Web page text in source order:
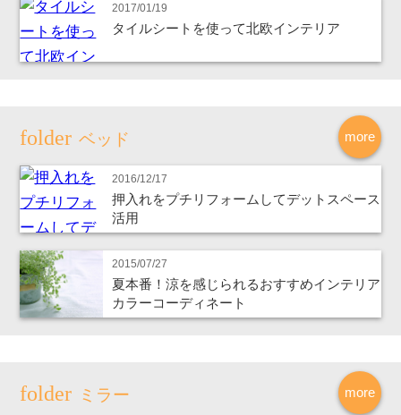
2017/01/19
タイルシートを使って北欧インテリア
more
ベッド
2016/12/17
押入れをプチリフォームしてデットスペース
活用
2015/07/27
夏本番！涼を感じられるおすすめインテリア
カラーコーディネート
more
ミラー